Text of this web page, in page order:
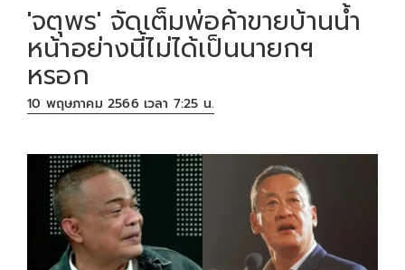
'จตุพร' จัดเต็มพ่อค้าขายบ้านน้ำ
หน้าอย่างนี้ไม่ได้เป็นนายกฯ
หรอก
10 พฤษภาคม 2566 เวลา 7:25 น.